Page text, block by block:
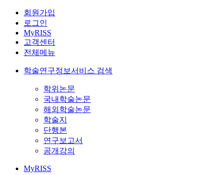
회원가입
로그인
MyRISS
고객센터
전체메뉴
학술연구정보서비스 검색
학위논문
국내학술논문
해외학술논문
학술지
단행본
연구보고서
공개강의
MyRISS